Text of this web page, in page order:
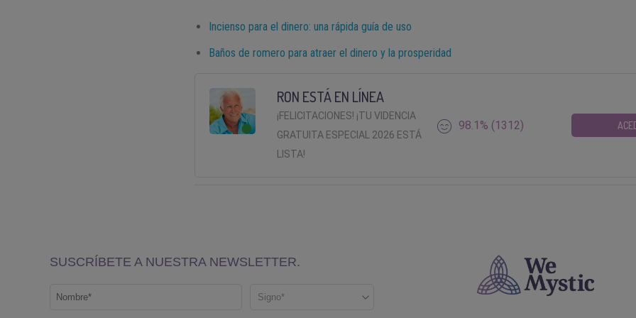
Incienso para el dinero: una rápida guía de uso
Baños de romero para atraer el dinero y la prosperidad
RON ESTÁ EN LÍNEA
¡FELICITACIONES! ¡TU VIDENCIA
GRATUITA ESPECIAL 2026 ESTÁ
LISTA!
98.1% (1312)